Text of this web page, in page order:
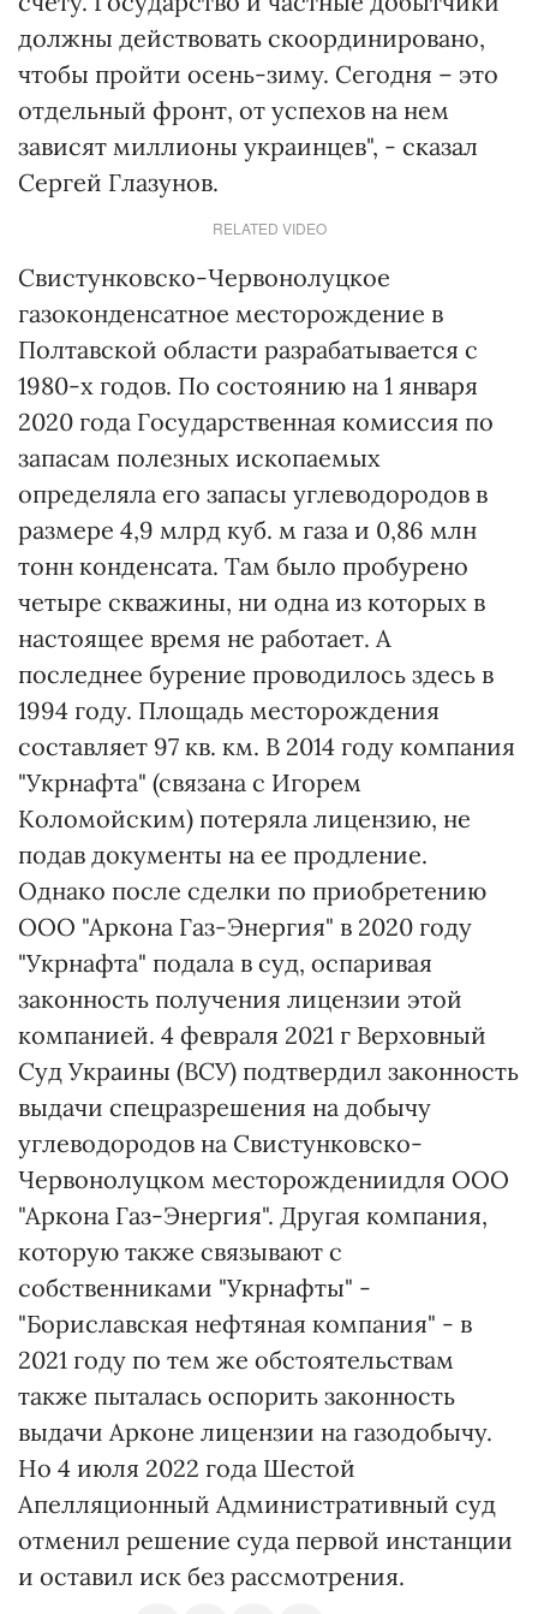
должны действовать скоординировано,
чтобы пройти осень-зиму. Сегодня – это
отдельный фронт, от успехов на нем
зависят миллионы украинцев", - сказал
Сергей Глазунов.
RELATED VIDEO
Свистунковско-Червонолуцкое
газоконденсатное месторождение в
Полтавской области разрабатывается с
1980-х годов. По состоянию на 1 января
2020 года Государственная комиссия по
запасам полезных ископаемых
определяла его запасы углеводородов в
размере 4,9 млрд куб. м газа и 0,86 млн
тонн конденсата. Там было пробурено
четыре скважины, ни одна из которых в
настоящее время не работает. А
последнее бурение проводилось здесь в
1994 году. Площадь месторождения
составляет 97 кв. км. В 2014 году компания
"Укрнафта" (связана с Игорем
Коломойским) потеряла лицензию, не
подав документы на ее продление.
Однако после сделки по приобретению
ООО "Аркона Газ-Энергия" в 2020 году
"Укрнафта" подала в суд, оспаривая
законность получения лицензии этой
компанией. 4 февраля 2021 г Верховный
Суд Украины (ВСУ) подтвердил законность
выдачи спецразрешения на добычу
углеводородов на Свистунковско-
Червонолуцком месторождениидля ООО
"Аркона Газ-Энергия". Другая компания,
которую также связывают с
собственниками "Укрнафты" -
"Бориславская нефтяная компания" - в
2021 году по тем же обстоятельствам
также пыталась оспорить законность
выдачи Арконе лицензии на газодобычу.
Но 4 июля 2022 года Шестой
Апелляционный Административный суд
отменил решение суда первой инстанции
и оставил иск без рассмотрения.